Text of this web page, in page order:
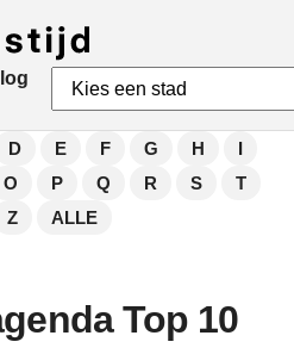
D E F G H
I
O P Q R S
T
Z ALLE
Top 10